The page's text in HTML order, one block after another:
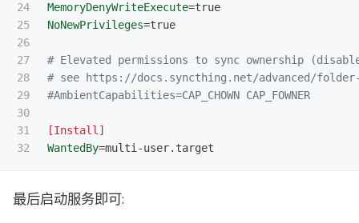
24
25
26
27
28
29
30
31
MemoryDenyWriteExecute=
NoNewPrivileges=true
# Elevated permissions to sync ownership
# see https://docs.syncthing.net/advanced/folder-
#AmbientCapabilities=CAP_CHOWN CAP_FOWNER
[Install]
WantedBy=
最后启动服务即可: